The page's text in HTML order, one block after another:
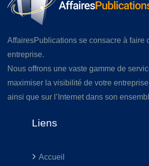
AffairesPublications se consacre à faire
entreprise.
Nous offrons une vaste gamme de
maximiser la visibilité de votre
ainsi que sur l’Internet dans son
Liens
Accueil